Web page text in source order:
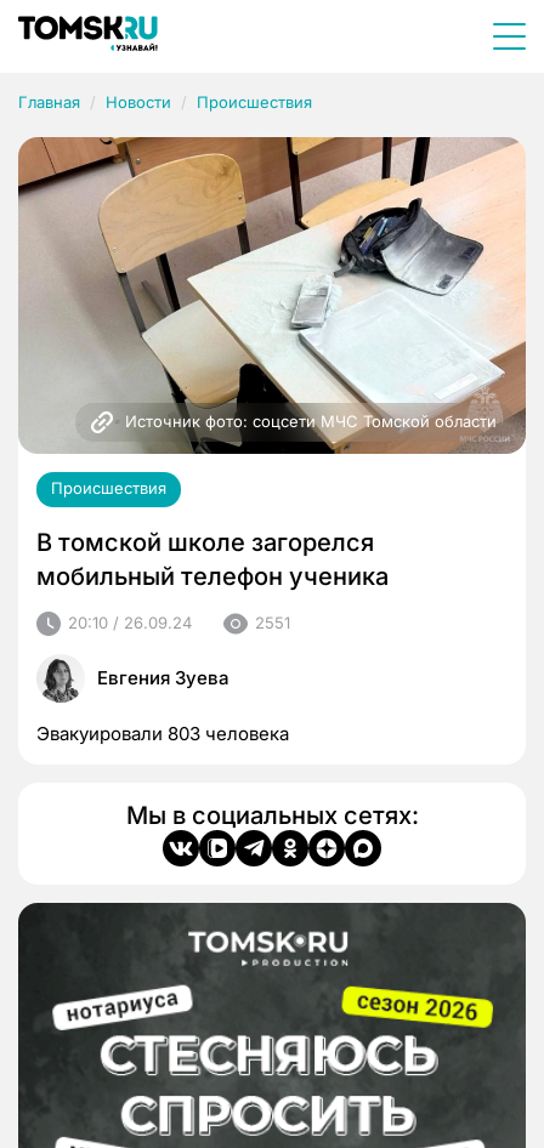
Главная Новости Происшествия
Источник фото: соцсети МЧС Томской области
Происшествия
В томской школе загорелся
мобильный телефон ученика
20:10 / 26.09.24 2551
Евгения Зуева
Эвакуировали 803 человека
Мы в социальных сетях: